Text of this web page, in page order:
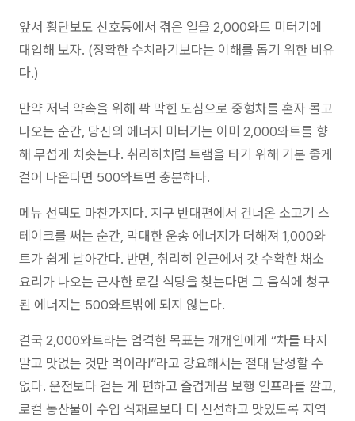
앞서 횡단보도 신호등에서 겪은 일을 2,000와트 미터기에
대입해 보자. (정확한 수치라기보다는 이해를 돕기 위한 비유
다.)
만약 저녁 약속을 위해 꽉 막힌 도심으로 중형차를 혼자 몰고
나오는 순간, 당신의 에너지 미터기는 이미 2,000와트를 향
해 무섭게 치솟는다. 취리히처럼 트램을 타기 위해 기분 좋게
걸어 나온다면 500와트면 충분하다.
메뉴 선택도 마찬가지다. 지구 반대편에서 건너온 소고기 스
테이크를 써는 순간, 막대한 운송 에너지가 더해져 1,000와
트가 쉽게 날아간다. 반면, 취리히 인근에서 갓 수확한 채소
요리가 나오는 근사한 로컬 식당을 찾는다면 그 음식에 청구
된 에너지는 500와트밖에 되지 않는다.
결국 2,000와트라는 엄격한 목표는 개개인에게 “차를 타지
말고 맛없는 것만 먹어라!”라고 강요해서는 절대 달성할 수
없다. 운전보다 걷는 게 편하고 즐겁게끔 보행 인프라를 깔고,
로컬 농산물이 수입 식재료보다 더 신선하고 맛있도록 지역